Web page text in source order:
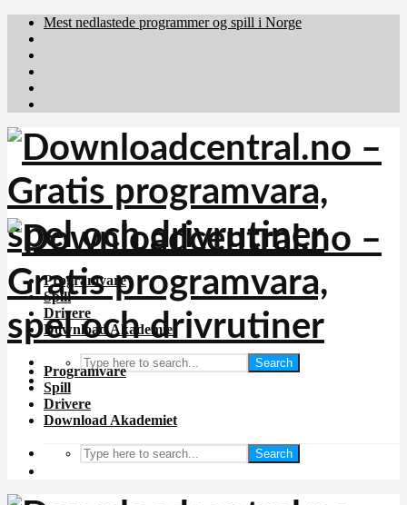
Mest nedlastede programmer og spill i Norge
Programvare
Spill
Drivere
Download Akademiet
Search
Programvare
Spill
Drivere
Download Akademiet
Search